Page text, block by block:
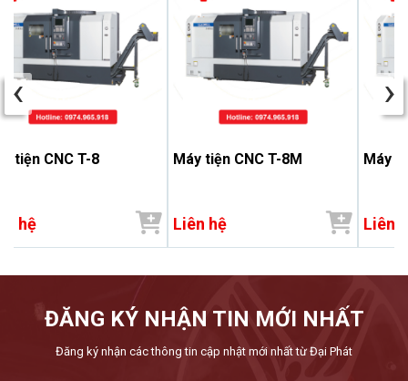
tiện CNC T-8
hệ
Máy tiện CNC T-8M
Liên hệ
Máy
Liên
‹ ›
ĐĂNG KÝ NHẬN TIN MỚI NHẤT
Đăng ký nhận các thông tin cập nhật mới nhất từ Đại Phát